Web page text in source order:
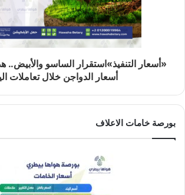
«أسعار التنفيذ»استقرار الساسو
أسعار الدواجن خلال تعاملات
بورصة خامات الاعلاف